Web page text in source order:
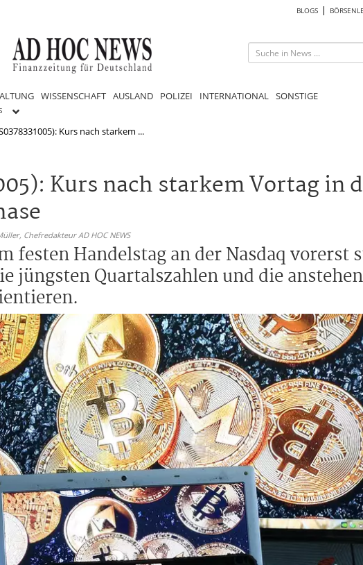
BLOGS
WISSENSCHAFT AUSLAND POLIZEI INTERNATIONAL SONSTIGE
Kurs nach starkem ...
Kurs nach starkem Vortag in
Chefredakteur AD HOC NEWS
festen Handelstag an der Nasdaq vorerst
jüngsten Quartalszahlen und die